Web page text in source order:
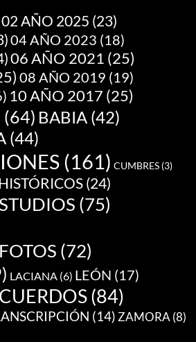
02 AÑO 2025 (23)
04 AÑO 2023 (18)
06 AÑO 2021 (25)
08 AÑO 2019 (19)
10 AÑO 2017 (25)
(64) BABIA (42)
(44)
(161) CUMBRES (3)
(24)
(75)
(72)
LACIANA (6) LEÓN (17)
(84)
(14)ZAMORA(8)